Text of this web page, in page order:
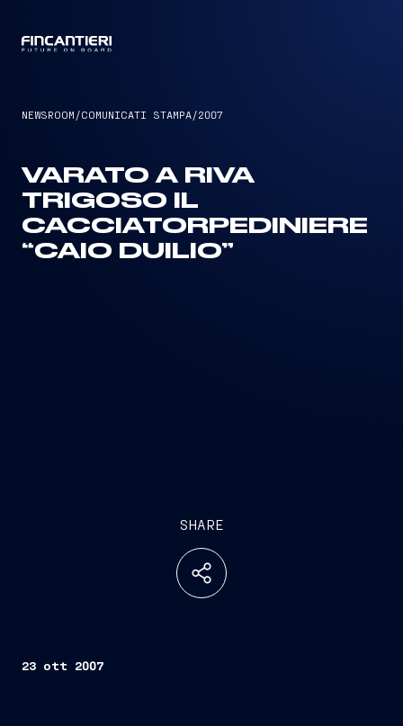
NEWSROOM /COMUNICATI STAMPA/2007
VARATO A RIVA
TRIGOSO IL
CACCIATORPEDINIERE
“CAIO DUILIO”
SHARE
23 ott 2007